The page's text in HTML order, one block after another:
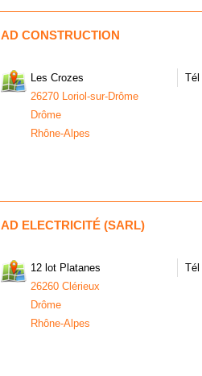
AD CONSTRUCTION
Les Crozes
26270 Loriol-sur-Drôme
Drôme
Rhône-Alpes
Tél
AD ELECTRICITÉ (SARL)
12 lot Platanes
26260 Clérieux
Drôme
Rhône-Alpes
Tél